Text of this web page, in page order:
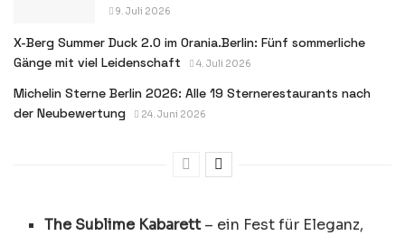
9. Juli 2026
X-Berg Summer Duck 2.0 im Orania.Berlin: Fünf sommerliche
Gänge mit viel Leidenschaft
4. Juli 2026
Michelin Sterne Berlin 2026: Alle 19 Sternerestaurants nach
der Neubewertung
24. Juni 2026
The Sublime Kabarett– ein Fest für Eleganz,